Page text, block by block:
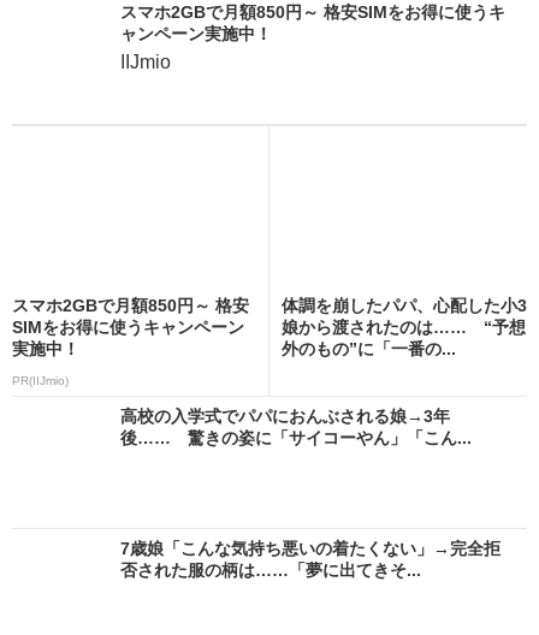
スマホ2GBで月額850円～ 格安SIMをお得に使うキ
ャンペーン実施中！
IIJmio
スマホ2GBで月額850円～ 格安
SIMをお得に使うキャンペーン
実施中！
PR(IIJmio)
体調を崩したパパ、心配した小3
娘から渡されたのは…… “予想
外のもの”に「一番の...
高校の入学式でパパにおんぶされる娘→3年
後…… 驚きの姿に「サイコーやん」「こん...
7歳娘「こんな気持ち悪いの着たくない」→完全拒
否された服の柄は……「夢に出てきそ...